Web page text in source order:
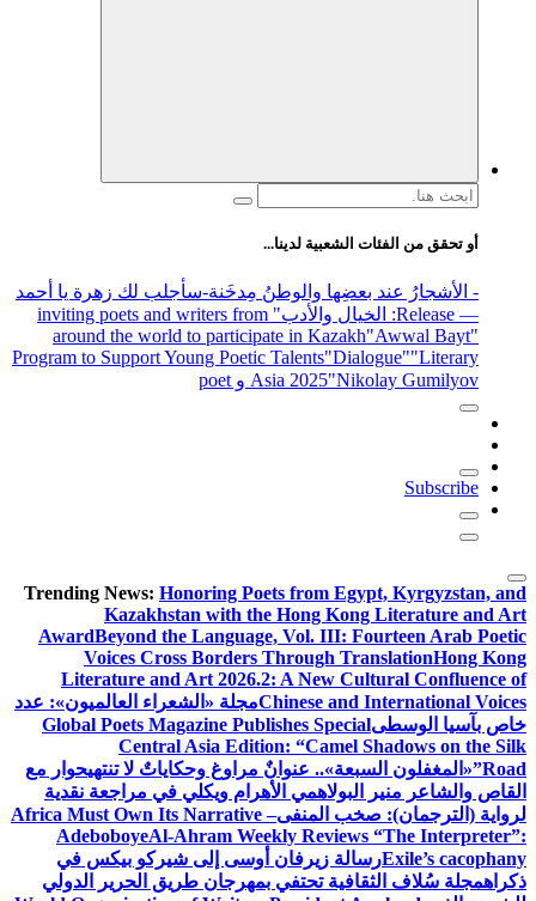
لدينا...
والوطنُ مِدخَنة-سأجلب لك زهرة يا أحمد
" inviting poets and writers from
around the world to participate in
Program to Support Young Poetic Talents
Asia
Trending News: Honoring Poets
Kazakhstan with the
AwardBeyond the Language,
Voices Cross Borders
Literature and Art 2026.2: A
مجلة «الشعراء العالميون»: عدد
Global Poets Magazine Publishes
Central Asia Edition:
عنوانٌ مراوغ وحكاياتٌ لا تنتهيحوار مع
الأهرام ويكلي في مراجعة نقدية
Africa Must Own Its Narrative –
AdeboboyeAl-Ahram Weekly
أوسى إلى شيركو بيكس في
بمهرجان طريق الحرير الدولي